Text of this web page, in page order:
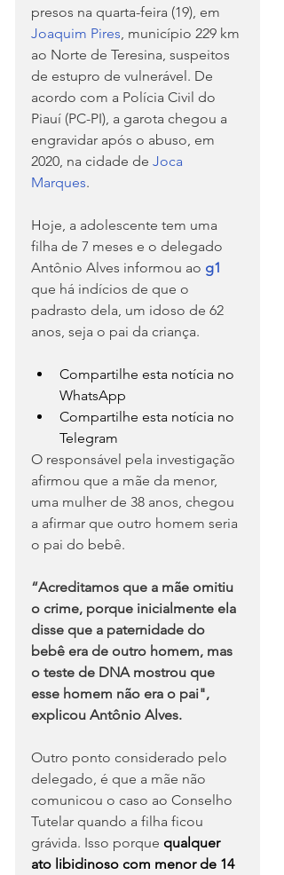
presos na quarta-feira (19), em
Joaquim Pires , município 229 km
ao Norte de Teresina, suspeitos
de estupro de vulnerável. De
acordo com a Polícia Civil do
Piauí (PC-PI), a garota chegou a
engravidar após o abuso, em
2020, na cidade de Joca
Marques.
Hoje, a adolescente tem uma
filha de 7 meses e o delegado
Antônio Alves informou ao g1
que há indícios de que o
padrasto dela, um idoso de 62
anos, seja o pai da criança.
Compartilhe esta notícia no
WhatsApp
Compartilhe esta notícia no
Telegram
O responsável pela investigação
afirmou que a mãe da menor,
uma mulher de 38 anos, chegou
a afirmar que outro homem seria
o pai do bebê.
“Acreditamos que a mãe omitiu
o crime, porque inicialmente ela
disse que a paternidade do
bebê era de outro homem, mas
o teste de DNA mostrou que
esse homem não era o pai",
explicou Antônio Alves.
Outro ponto considerado pelo
delegado, é que a mãe não
comunicou o caso ao Conselho
Tutelar quando a filha ficou
grávida. Isso porque qualquer
ato libidinoso com menor de 14